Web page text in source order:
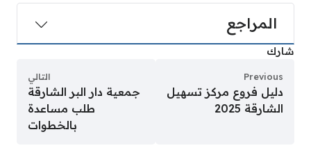
المراجع
شارك
Previous
دليل فروع مركز تسهيل
الشارقة 2025
التالي
جمعية دار البر الشارقة
طلب مساعدة
بالخطوات